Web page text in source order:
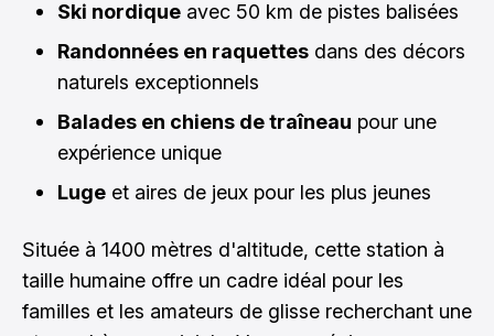
Ski nordique avec 50 km de pistes balisées
Randonnées en raquettes dans des décors
naturels exceptionnels
Balades en chiens de traîneau pour une
expérience unique
Luge et aires de jeux pour les plus jeunes
Située à 1400 mètres d'altitude, cette station à
taille humaine offre un cadre idéal pour les
familles et les amateurs de glisse recherchant une